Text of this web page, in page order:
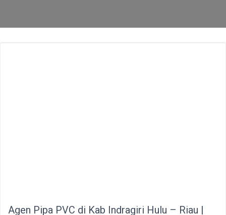
Agen Pipa PVC di Kab Indragiri Hulu – Riau |